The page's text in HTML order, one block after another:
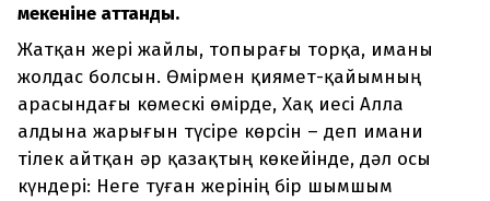
мекеніне аттанды.
Жатқан жері жайлы, топырағы торқа, иманы
жолдас болсын. Өмірмен қиямет-қайымның
арасындағы көмескі өмірде, Хақ иесі Алла
алдына жарығын түсіре көрсін – деп имани
тілек айтқан әр қазақтың көкейінде, дәл осы
күндері: Неге туған жерінің бір шымшым